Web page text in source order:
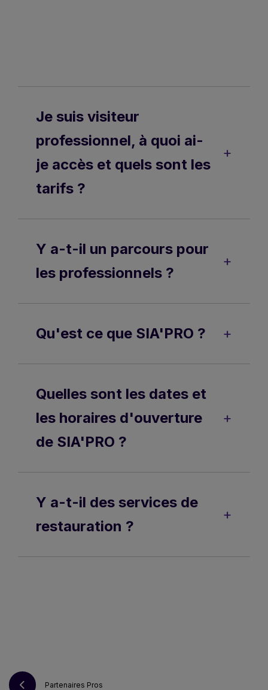
Je suis visiteur
professionnel, à quoi ai-
je accès et quels sont les
tarifs ?
Y a-t-il un parcours pour
les professionnels ?
Qu'est ce que SIA'PRO ?
Quelles sont les dates et
les horaires d'ouverture
de SIA'PRO ?
Y a-t-il des services de
restauration ?
Partenaires Pros